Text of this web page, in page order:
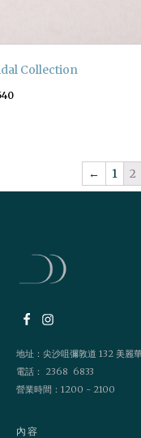
Collection
← 1 2
地址：尖沙咀彌敦道 132 美麗
電話： 2368 6833
營業時間：1200 - 2100
內容